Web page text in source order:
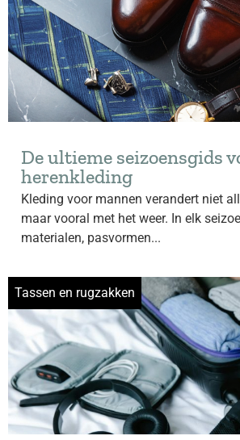
De ultieme seizoensgids
herenkleding
Kleding voor mannen verandert niet
maar vooral met het weer. In elk
materialen, pasvormen...
Tassen en rugzakken